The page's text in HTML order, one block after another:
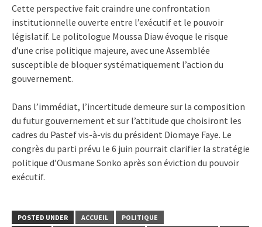
Cette perspective fait craindre une confrontation
institutionnelle ouverte entre l’exécutif et le pouvoir
législatif. Le politologue Moussa Diaw évoque le risque
d’une crise politique majeure, avec une Assemblée
susceptible de bloquer systématiquement l’action du
gouvernement.
Dans l’immédiat, l’incertitude demeure sur la composition
du futur gouvernement et sur l’attitude que choisiront les
cadres du Pastef vis-à-vis du président Diomaye Faye. Le
congrès du parti prévu le 6 juin pourrait clarifier la stratégie
politique d’Ousmane Sonko après son éviction du pouvoir
exécutif.
POSTED UNDER ACCUEIL
POLITIQUE